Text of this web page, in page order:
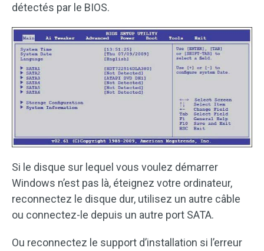
détectés par le BIOS.
Si le disque sur lequel vous voulez démarrer
Windows n’est pas là, éteignez votre ordinateur,
reconnectez le disque dur, utilisez un autre câble
ou connectez-le depuis un autre port SATA.
Ou reconnectez le support d’installation si l’erreur